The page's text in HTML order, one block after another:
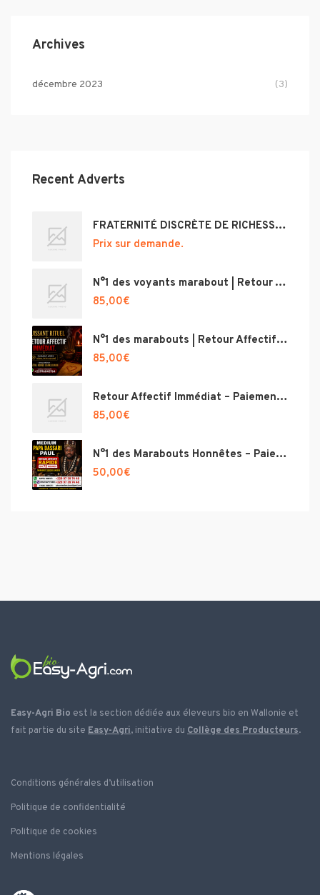
Archives
décembre 2023 (3)
Recent Adverts
FRATERNITÉ DISCRÈTE DE RICHESSE ET DE RÉUSSITE +22996840764
Prix sur demande.
N°1 des voyants marabout | Retour Affectif Immédiat – Paiement Après Résultat – Magie blanche d’amour, Spécialiste retour amour, grand marabout voyant médium ‎
85,00€
N°1 des marabouts | Retour Affectif Immédiat – Paiement Après Résultat – Voyance Puissante N°1 France, Envoutement amoureux puissant
85,00€
Retour Affectif Immédiat – Paiement Après Résultat – Voyance Puissante N°1 France, Envoutement amoureux puissant ‎ ‎
85,00€
N°1 des Marabouts Honnêtes – Paiement Après Réussite
50,00€
Easy-Agri Bio est la section dédiée aux éleveurs bio en Wallonie et
fait partie du site Easy-Agri, initiative du Collège des Producteurs.
Conditions générales d’utilisation
Politique de confidentialité
Politique de cookies
Mentions légales